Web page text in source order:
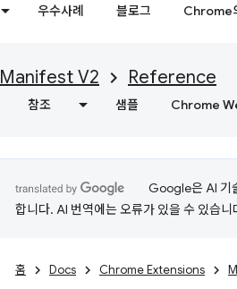
우수사례 블로그 Chrome
Manifest V2 Reference
참조 샘플 Chrome
Google은 AI 기
합니다. AI 번역에는 오류가 있을 수 있습니
홈 Docs Chrome Extensions